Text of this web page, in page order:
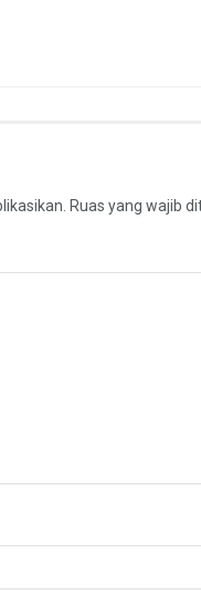
Ruas yang wajib